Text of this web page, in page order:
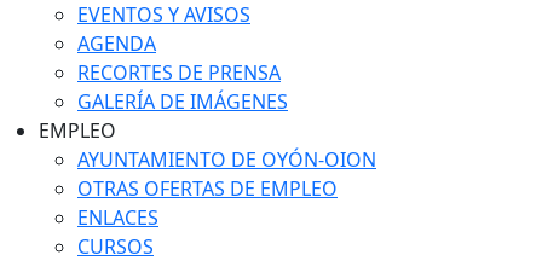
EVENTOS Y AVISOS
AGENDA
RECORTES DE PRENSA
GALERÍA DE IMÁGENES
EMPLEO
AYUNTAMIENTO DE OYÓN-OION
OTRAS OFERTAS DE EMPLEO
ENLACES
CURSOS